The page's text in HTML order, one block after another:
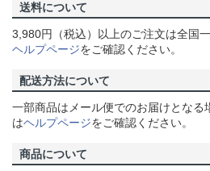
送料について
3,980円（税込）以上のご注文は全国
ヘルプページをご確認ください。
配送方法について
一部商品はメール便でのお届けとなる
はヘルプページをご確認ください。
商品について